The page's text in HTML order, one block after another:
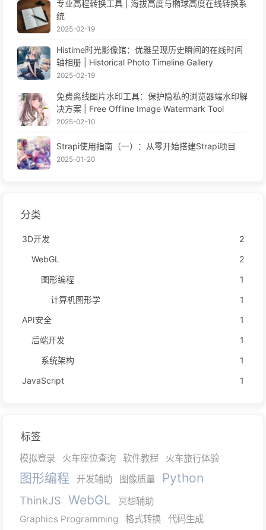
专业高程转换工具 | 海拔高度与椭球高度在线转换系
统
2025-02-19
Histime时光影像馆：优雅呈现历史瞬间的在线时间
轴相册 | Historical Photo Timeline Gallery
2025-02-19
免费离线图片水印工具：保护隐私的浏览器端水印解
决方案 | Free Offline Image Watermark Tool
2025-02-10
Strapi使用指南（一）：从零开始搭建Strapi项目
2025-01-20
分类
3D开发
2
WebGL
2
图形编程
1
计算机图形学
1
API安全
1
后端开发
1
系统架构
1
JavaScript
1
标签
模拟登录 火车座位查询 软件教程 火车旅行体验
图形编程 开发辅助 图像质量 Python
ThinkJS WebGL
冥想辅助
Graphics Programming
格式转换
代码生成